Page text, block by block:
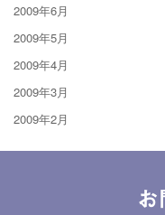
2009年6月
2009年5月
2009年4月
2009年3月
2009年2月
お